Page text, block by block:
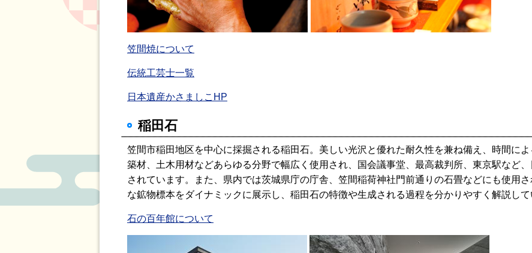
笠間焼について
伝統工芸士一覧
日本遺産かさましこHP
稲田石
笠間市稲田地区を中心に採掘される稲田石。美しい光沢と優れた耐久性を兼ね備え、時間に
築材、土木用材などあらゆる分野で幅広く使用され、国会議事堂、最高裁判所、東京駅など
されています。また、県内では茨城県庁の庁舎、笠間稲荷神社門前通りの石畳などにも使用
な鉱物標本をダイナミックに展示し、稲田石の特徴や生成される過程を分かりやすく解説して
石の百年館について